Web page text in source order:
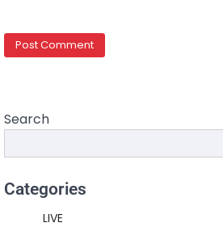
Search
Categories
LIVE